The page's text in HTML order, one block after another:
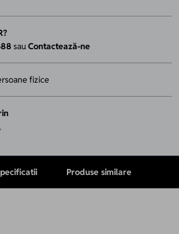
sauContactează-ne
fizice
Produse similare